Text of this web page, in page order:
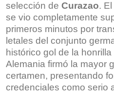
selección de Curazao.
se vio completamente
primeros minutos por
letales del conjunto
histórico gol de la
Alemania firmó la mayor
certamen, presentando
credenciales como serio